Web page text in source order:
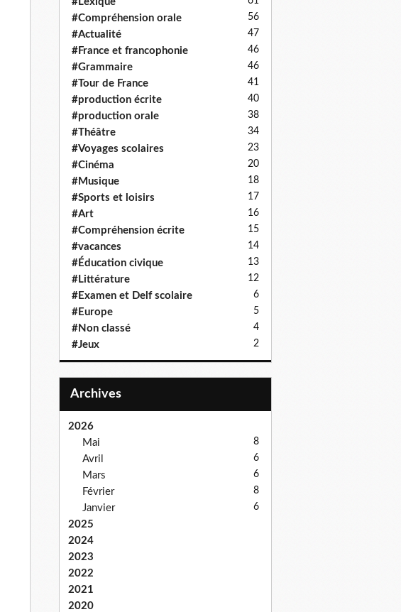
#Compréhension orale 56
#Actualité 47
#France et francophonie 46
#Grammaire 46
#Tour de France 41
#production écrite 40
#production orale 38
#Théâtre 34
#Voyages scolaires 23
#Cinéma 20
#Musique 18
#Sports et loisirs 17
#Art 16
#Compréhension écrite 15
#vacances 14
#Éducation civique 13
#Littérature 12
#Examen et Delf scolaire 6
#Europe 5
#Non classé 4
#Jeux 2
Archives
2026
Mai
8
Avril 6
Mars 6
Février 8
Janvier 6
2025
2024
2023
2022
2021
2020